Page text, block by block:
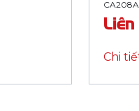
CA202A
Chi